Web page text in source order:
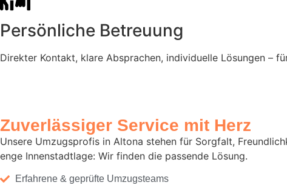
Persönliche Betreuung
Direkter Kontakt, klare Absprachen, individuelle Lösungen –
Zuverlässiger Service mit Herz
Unsere Umzugsprofis in Altona stehen für Sorgfalt,
enge Innenstadtlage: Wir finden die passende Lösung.
Erfahrene & geprüfte Umzugsteams